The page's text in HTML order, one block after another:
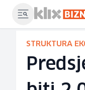
STRUKTURA